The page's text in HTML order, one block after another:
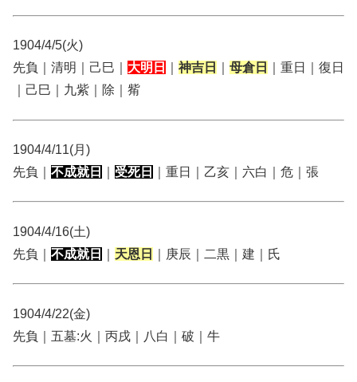
1904/4/5(火)
先負｜清明｜己巳｜ 大明日 神吉日 母倉日
｜重日｜復日
｜己巳｜九紫｜除｜觜
1904/4/11(月)
先負｜ 不成就日 受死日 ｜重日｜乙亥｜六白｜危｜張
1904/4/16(土)
先負｜ 不成就日 天恩日 ｜庚辰｜二黒｜建｜氏
1904/4/22(金)
先負｜五墓:火｜丙戌｜八白｜破｜牛